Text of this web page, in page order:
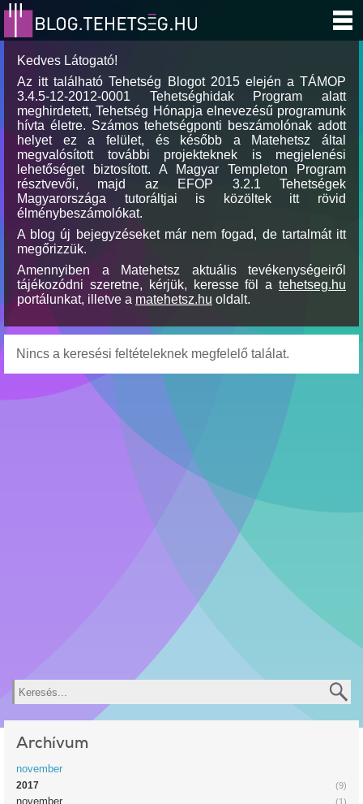
Kedves Látogató!
Az itt található Tehetség Blogot 2015 elején a TÁMOP
3.4.5-12-2012-0001 Tehetséghidak Program alatt
meghirdetett, Tehetség Hónapja elnevezésű programunk
hívta életre. Számos tehetségponti beszámolónak adott
helyet ez a felület, és később a Matehetsz által
megvalósított további projekteknek is megjelenési
lehetőséget biztosított. A Magyar Templeton Program
résztvevői, majd az EFOP 3.2.1 Tehetségek
Magyarországa tutoráltjai is közöltek itt rövid
élménybeszámolókat.
A blog új bejegyzéseket már nem fogad, de tartalmát itt
megőrizzük.
Amennyiben a Matehetsz aktuális tevékenységeiről
tájékozódni szeretne, kérjük, keresse föl a tehetseg.hu
portálunkat, illetve a matehetsz.hu oldalt.
Nincs a keresési feltételeknek megfelelő találat.
Keresés
Archívum
november
(9)
2017
(1)
november